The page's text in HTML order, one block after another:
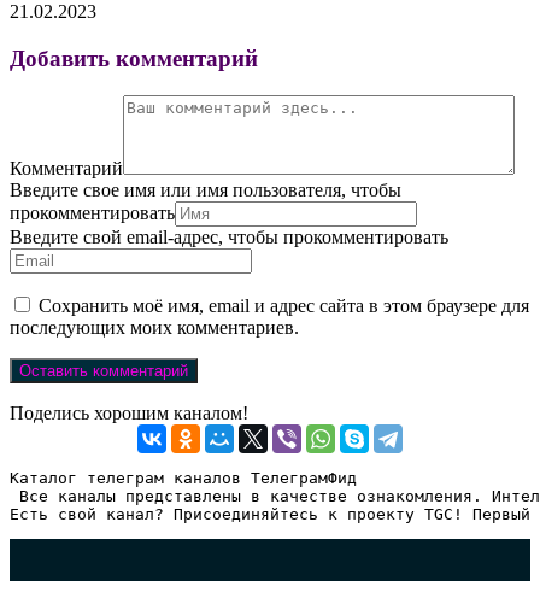
21.02.2023
Добавить комментарий
Комментарий
Введите свое имя или имя пользователя, чтобы
прокомментировать
Введите свой email-адрес, чтобы прокомментировать
Сохранить моё имя, email и адрес сайта в этом браузере для
последующих моих комментариев.
Поделись хорошим каналом!
Каталог телеграм каналов ТелеграмФид
Все каналы представлены в качестве ознакомления.
Есть свой канал? Присоединяйтесь к проекту TGC!